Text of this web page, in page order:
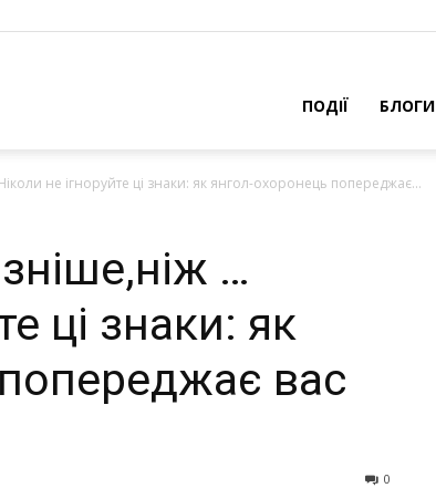
ПОДІЇ БЛОГИ
не ігноруйте ці знаки: як янгол-охоронець попереджає...
…
ці знаки: як
вас
0